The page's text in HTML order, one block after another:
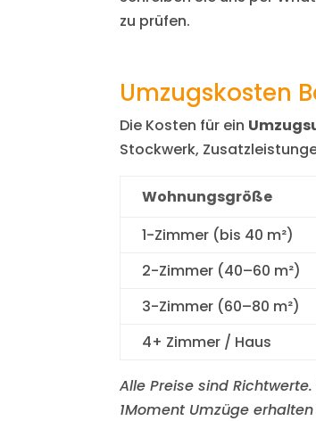
zu prüfen.
Umzugskosten
Die Kosten für ein
Stockwerk,
Wohnungsgröße
1-Zimmer (bis 40 m²)
2-Zimmer (40–60 m²)
3-Zimmer (60–80 m²)
4+ Zimmer / Haus
Alle Preise sind
1Moment Umzüge